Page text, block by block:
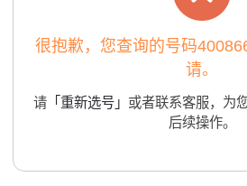
很抱歉，您查询的号码
请。
请「重新选号」 或者联系客服，为
后续操作。